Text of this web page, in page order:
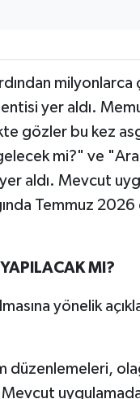
milyonlarca
yer aldı.
gözler bu kez
mi?" ve "Ara
yer aldı. Mevcut
Temmuz
MI?
yönelik
düzenlemeleri,